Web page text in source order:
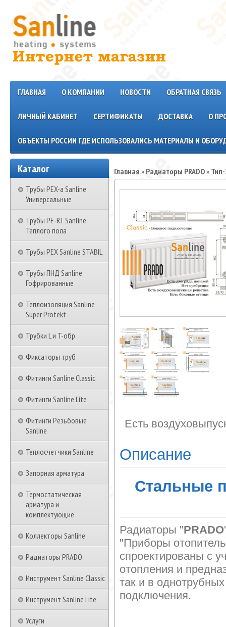
ГЛАВНАЯ О КОМПАНИИ НОВОСТИ ОБРАТНАЯ СВЯЗЬ
ЛИЧНЫЙ КАБИНЕТ СЕРТИФИКАТЫ ДОСТАВКА О
ОБЪЕКТЫ РОССИИ ГДЕ ИСПОЛЬЗОВАЛИСЬ МАТЕРИАЛЫ И
Каталог
Трубы PEX-a Sanline
Универсальные
Трубы PE-RT Sanline
Теплого пола
Трубы PEX Sanline STABIL
Трубы ПНД Sanline
Гофрированные
Теплоизоляция Sanline
Super Protekt
Трубки L и T-обр
Фиксаторы труб
Фитинги Sanline Classic
Фитинги Sanline Lite
Фитинги Резьбовые
Sanline
Теплосчетчики Sanline
Запорная арматура
Термостатическая
арматура и
комплектующие
Коллекторы Sanline
Радиаторы PRADO
Инструмент Sanline Classic
Инструмент Sanline Lite
Услуги
Главная » Радиаторы PRADO»
Есть
Описание
Стальные
Радиаторы "PRADO
"Приборы
спроектированы с
отопления и
так и в
подключения.